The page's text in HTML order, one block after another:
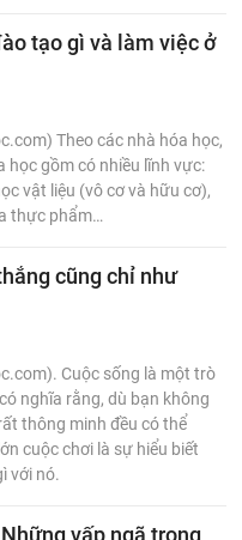
tạo gì và làm việc ở
Theo các nhà hóa học,
học gồm có nhiều lĩnh vực:
vật liệu (vô cơ và hữu cơ),
thực phẩm…
cũng chỉ như
Cuộc sống là một trò
nghĩa rằng, dù bạn không
thông minh đều có thể
cuộc chơi là sự hiểu biết
với nó.
vấp ngã trong